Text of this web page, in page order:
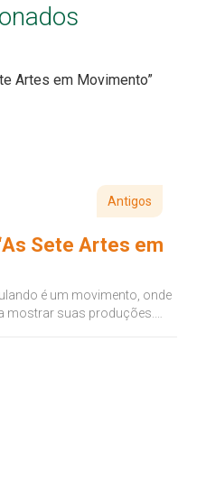
Antigos
Sete Artes em
é um movimento, onde
mostrar suas produções.